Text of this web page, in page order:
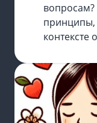
вопросам?
принципы,
контексте